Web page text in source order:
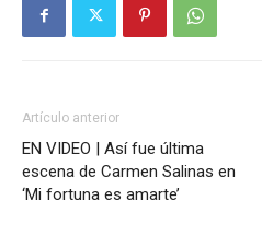
Artículo anterior
EN VIDEO | Así fue última
escena de Carmen Salinas en
‘Mi fortuna es amarte’